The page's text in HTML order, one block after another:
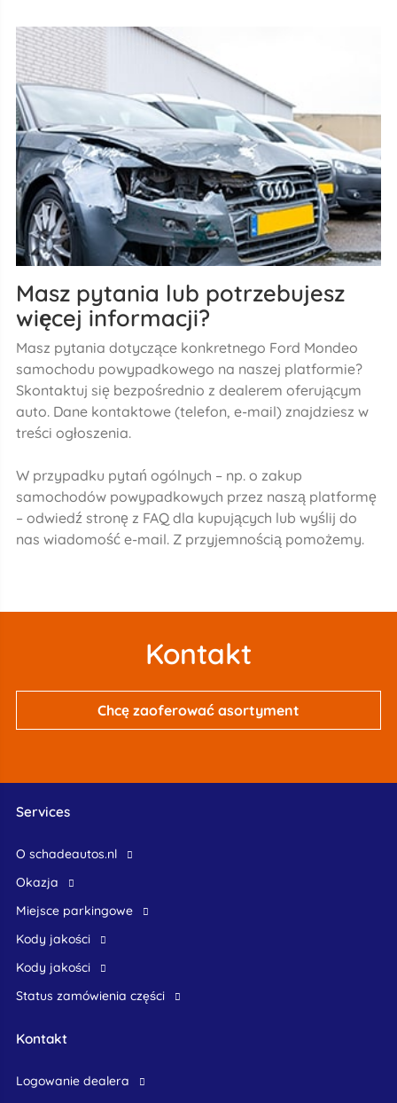
Masz pytania lub potrzebujesz
więcej informacji?
Masz pytania dotyczące konkretnego Ford Mondeo
samochodu powypadkowego na naszej platformie?
Skontaktuj się bezpośrednio z dealerem oferującym
auto. Dane kontaktowe (telefon, e-mail) znajdziesz w
treści ogłoszenia.
W przypadku pytań ogólnych – np. o zakup
samochodów powypadkowych przez naszą platformę
– odwiedź stronę z FAQ dla kupujących lub wyślij do
nas wiadomość e-mail. Z przyjemnością pomożemy.
Kontakt
Chcę zaoferować asortyment
Services
O schadeautos.nl
okazja
Miejsce parkingowe
Kody jakości
Kody jakości
Status zamówienia części
Kontakt
logowanie dealera